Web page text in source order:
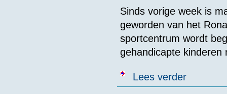
Sinds vorige week is
geworden van het
sportcentrum wordt
gehandicapte kinderen
Lees verderover Daan